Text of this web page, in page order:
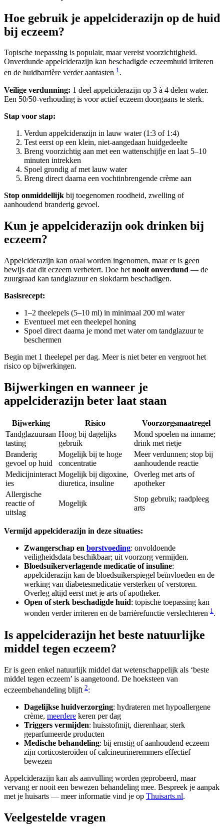
Hoe gebruik je appelciderazijn op de huid
bij eczeem?
Topische toepassing is populair, maar vereist voorzichtigheid.
Onverdunde appelciderazijn kan beschadigde eczeemhuid irriteren
en de huidbarrière verder aantasten 1.
Veilige verdunning: 1 deel appelciderazijn op 3 à 4 delen water.
Een 50/50-verhouding is voor actief eczeem doorgaans te sterk.
Stap voor stap:
Verdun appelciderazijn in lauw water (1:3 of 1:4)
Test eerst op een klein, niet-aangedaan huidgedeelte
Breng voorzichtig aan met een wattenschijfje en laat 5–10
minuten intrekken
Spoel grondig af met lauw water
Breng direct daarna een vochtinbrengende crème aan
Stop onmiddellijk bij toegenomen roodheid, zwelling of
aanhoudend branderig gevoel.
Kun je appelciderazijn ook drinken bij
eczeem?
Appelciderazijn kan oraal worden ingenomen, maar er is geen
bewijs dat dit eczeem verbetert. Doe het nooit onverdund — de
zuurgraad kan tandglazuur en slokdarm beschadigen.
Basisrecept:
1–2 theelepels (5–10 ml) in minimaal 200 ml water
Eventueel met een theelepel honing
Spoel direct daarna je mond met water om tandglazuur te
beschermen
Begin met 1 theelepel per dag. Meer is niet beter en vergroot het
risico op bijwerkingen.
Bijwerkingen en wanneer je
appelciderazijn beter laat staan
Bijwerking Risico
Voorzorgsmaatregel
Tandglazuuraan
tasting
Hoog bij dagelijks
gebruik
Mond spoelen na inname;
drink met rietje
Branderig
gevoel op huid
Mogelijk bij te hoge
concentratie
Meer verdunnen; stop bij
aanhoudende reactie
Medicijninteract
ies
Mogelijk bij digoxine,
diuretica, insuline
Overleg met arts of
apotheker
Allergische
reactie of
uitslag
Mogelijk
Stop gebruik; raadpleeg
arts
Vermijd appelciderazijn in deze situaties:
Zwangerschap en borstvoeding: onvoldoende
veiligheidsdata beschikbaar; uit voorzorg vermijden.
Bloedsuikerverlagende medicatie of insuline:
appelciderazijn kan de bloedsuikerspiegel beïnvloeden en de
werking van diabetesmedicatie versterken of verstoren.
Overleg altijd eerst met je arts of apotheker.
Open of sterk beschadigde huid: topische toepassing kan
wonden verder irriteren en de barrièrefunctie verslechteren 1.
Is appelciderazijn het beste natuurlijke
middel tegen eczeem?
Er is geen enkel natuurlijk middel dat wetenschappelijk als ‘beste
middel tegen eczeem’ is aangetoond. De hoeksteen van
eczeembehandeling blijft 2:
Dagelijkse huidverzorging: hydrateren met hypoallergene
crème, meerdere keren per dag
Triggers vermijden: huisstofmijt, dierenhaar, sterk
geparfumeerde producten
Medische behandeling: bij ernstig of aanhoudend eczeem
zijn corticosteroïden of calcineurineremmers effectief
bewezen
Appelciderazijn kan als aanvulling worden geprobeerd, maar
vervang er nooit een bewezen behandeling mee. Bespreek je aanpak
met je huisarts — meer informatie vind je op Thuisarts.nl.
Veelgestelde vragen